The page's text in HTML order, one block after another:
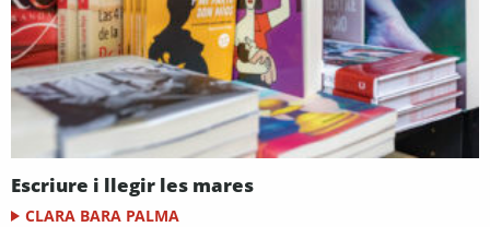
Escriure i llegir les mares
CLARA BARA PALMA